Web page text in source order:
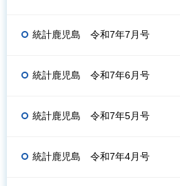
統計鹿児島 令和7年7月号
統計鹿児島 令和7年6月号
統計鹿児島 令和7年5月号
統計鹿児島 令和7年4月号